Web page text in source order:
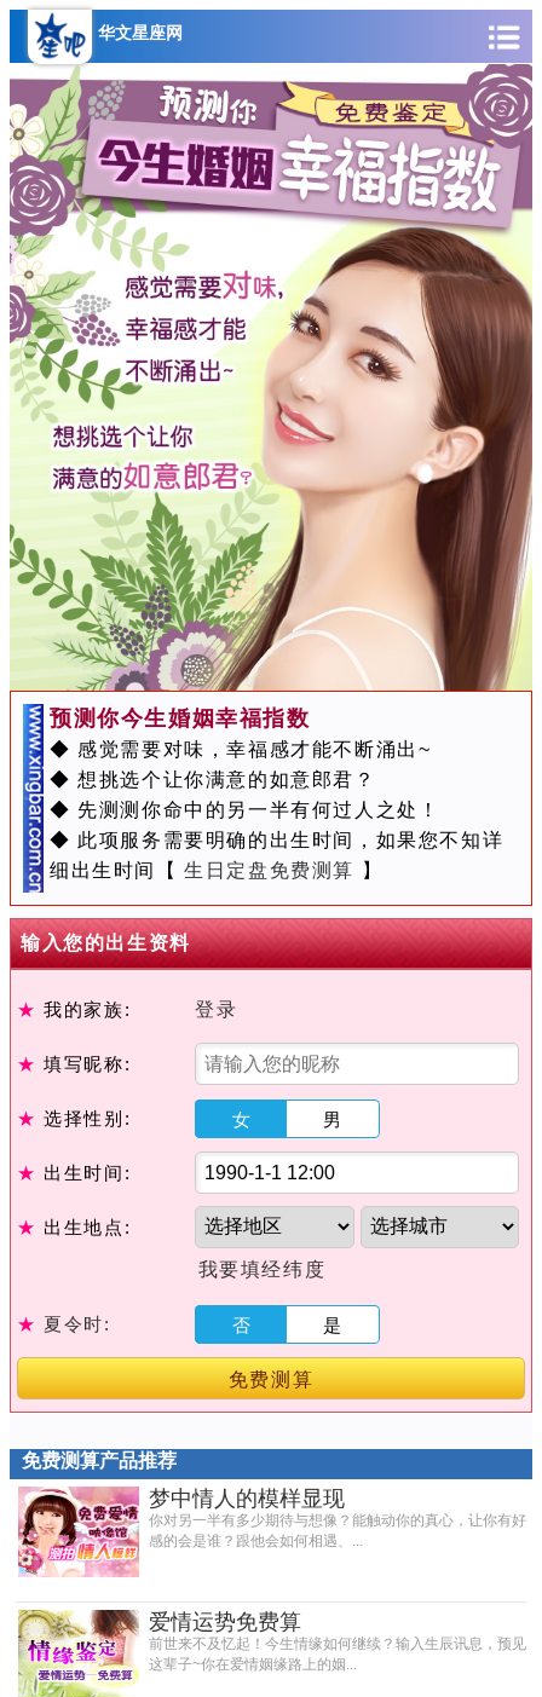
华文星座网
预测你今生婚姻幸福指数
◆ 感觉需要对味，幸福感才能不断涌出~
◆ 想挑选个让你满意的如意郎君？
◆ 先测测你命中的另一半有何过人之处！
◆ 此项服务需要明确的出生时间，如果您不知详
细出生时间【生日定盘免费测算 】
输入您的出生资料
★我的家族: 登录
★填写昵称:
★选择性别: 女 男
★ 出生时间:
★ 出生地点:
我要填经纬度
★ 夏令时: 否 是
免费测算
免费测算产品推荐
梦中情人的模样显现
你对另一半有多少期待与想像？能触动你的真心，让你有好
感的会是谁？跟他会如何相遇、...
爱情运势免费算
前世来不及忆起！今生情缘如何继续？输入生辰讯息，预见
这辈子~你在爱情姻缘路上的姻...